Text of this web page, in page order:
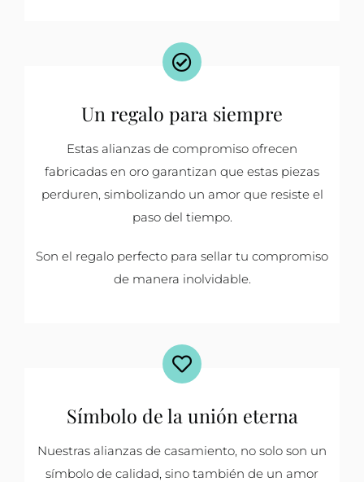
Un regalo para siempre
Estas alianzas de compromiso ofrecen
fabricadas en oro garantizan que estas piezas
perduren, simbolizando un amor que resiste el
paso del tiempo.
Son el regalo perfecto para sellar tu compromiso
de manera inolvidable.
Símbolo de la unión eterna
Nuestras alianzas de casamiento, no solo son un
símbolo de calidad, sino también de un amor